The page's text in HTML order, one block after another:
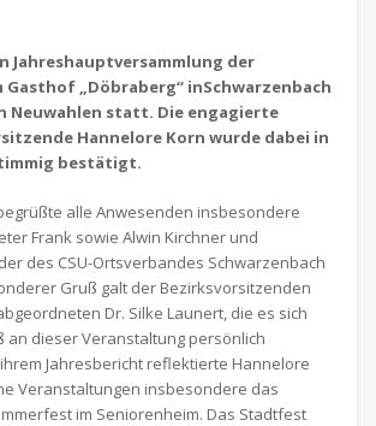
Jahreshauptversammlung der
Gasthof „Döbraberg“ inSchwarzenbach
Neuwahlen statt. Die engagierte
Hannelore Korn wurde dabei in
bestätigt.
alle Anwesenden insbesondere
Frank sowie Alwin Kirchner und
des CSU-Ortsverbandes Schwarzenbach
Gruß galt der Bezirksvorsitzenden
Dr. Silke Launert, die es sich
an dieser Veranstaltung persönlich
Jahresbericht reflektierte Hannelore
Veranstaltungen insbesondere das
im Seniorenheim. Das Stadtfest